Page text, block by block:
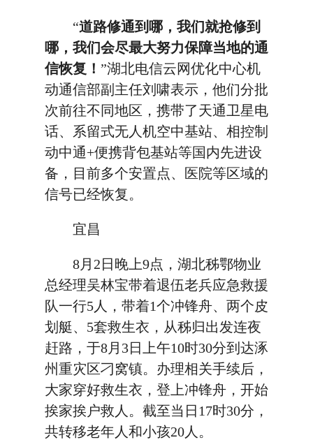
“道路修通到哪，我们就抢修到
哪，我们会尽最大努力保障当地的通
信恢复！ ”湖北电信云网优化中心机
动通信部副主任刘啸表示，他们分批
次前往不同地区，携带了天通卫星电
话、系留式无人机空中基站、相控制
动中通+便携背包基站等国内先进设
备，目前多个安置点、医院等区域的
信号已经恢复。
宜昌
8月2日晚上9点，湖北秭鄂物业
总经理吴林宝带着退伍老兵应‬‬急救援
队一行5人，带着1个冲锋舟、两个皮
划艇、5套救生衣，从‭秭‬‬归出发连夜‭
赶路，于8月3日上午10时30分到达‭涿‬‬
州重灾区‭刁‬‬窝镇。办理相关‭手续后，
大家穿好救生衣，登上冲锋舟，开始
挨家挨户救人。截至当日17时30分，
共‭转‬‬移老年人和小孩20人。